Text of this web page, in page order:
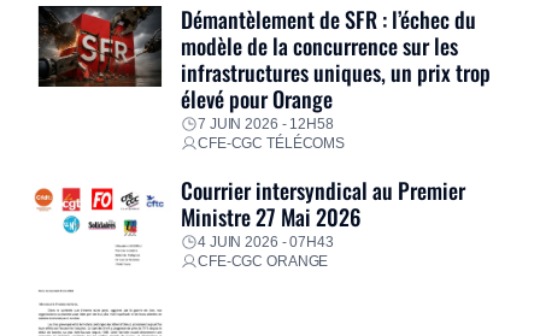
Démantèlement de SFR : l’échec du
modèle de la concurrence sur les
infrastructures uniques, un prix trop
élevé pour Orange
7 JUIN 2026 - 12H58
CFE-CGC TÉLÉCOMS
Courrier intersyndical au Premier
Ministre 27 Mai 2026
4 JUIN 2026 - 07H43
CFE-CGC ORANGE